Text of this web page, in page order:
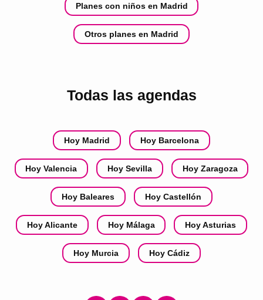
Planes con niños en Madrid
Otros planes en Madrid
Todas las agendas
Hoy Madrid Hoy Barcelona
Hoy Valencia Hoy Sevilla Hoy Zaragoza
Hoy Baleares Hoy Castellón
Hoy Alicante Hoy Málaga Hoy Asturias
Hoy Murcia Hoy Cádiz